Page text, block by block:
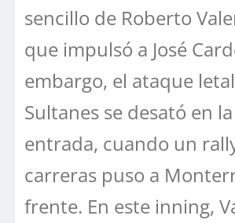
sencillo de Roberto
que impulsó a José
embargo, el ataque
Sultanes se desató en
entrada, cuando un
carreras puso a
frente. En este inning,